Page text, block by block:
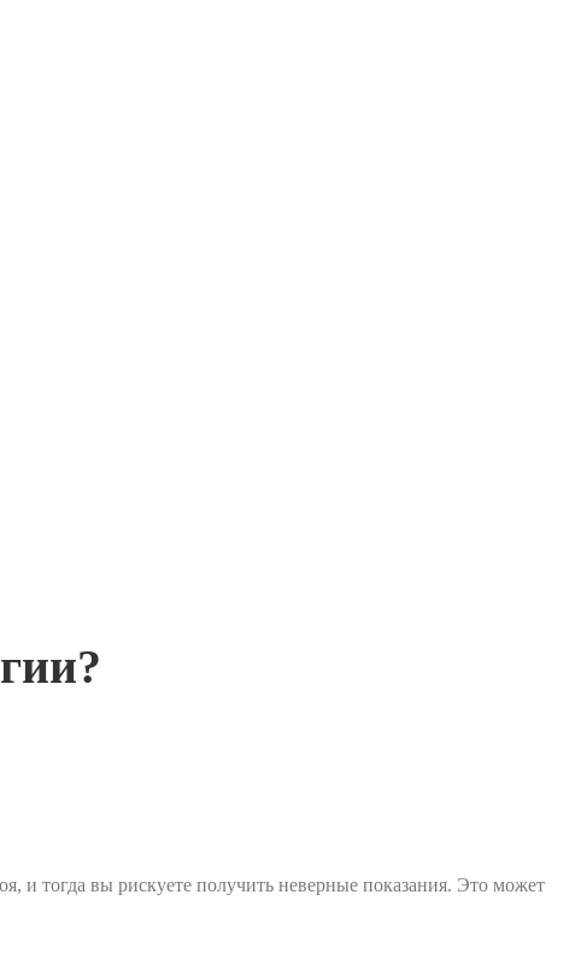
и тогда вы рискуете получить неверные показания. Это может